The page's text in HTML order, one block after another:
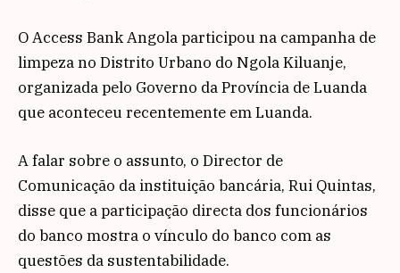
O Access Bank Angola participou na campanha de
limpeza no Distrito Urbano do Ngola Kiluanje,
organizada pelo Governo da Província de Luanda
que aconteceu recentemente em Luanda.
A falar sobre o assunto, o Director de
Comunicação da instituição bancária, Rui Quintas,
disse que a participação directa dos funcionários
do banco mostra o vínculo do banco com as
questões da sustentabilidade.